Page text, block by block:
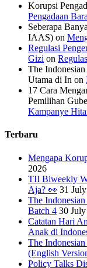
Korupsi
Pengadaan
Seberapa
IAAS) on
Regulasi
Gizi on
The
Utama di In on
17 Cara
Pemilihan
Kampanye
Terbaru
Mengapa
2026
TII Biweekly
Aja? 👀 31
The
Batch 4 30
Catatan Hari
Anak di
The
(English
Policy Talks